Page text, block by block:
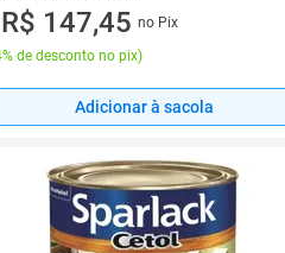
de R$ 85,73 sem juros
R$ 147,45 no Pix
de desconto no pix)
Adicionar à sacola